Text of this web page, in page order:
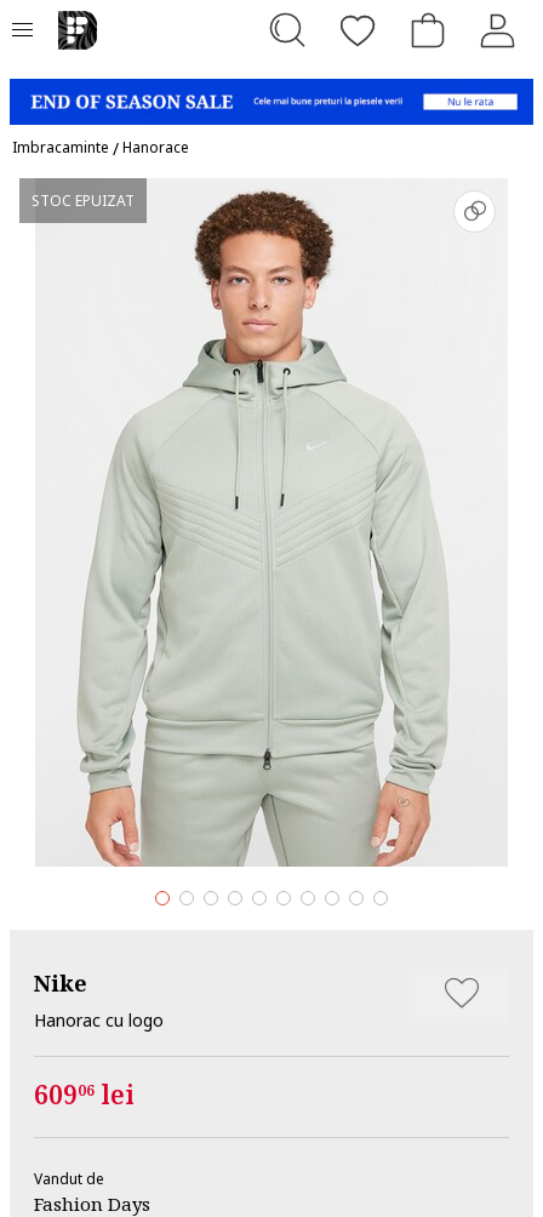
Imbracaminte /Hanorace
STOC EPUIZAT
Nike
Hanorac cu logo
60906 lei
Vandut de
Fashion Days